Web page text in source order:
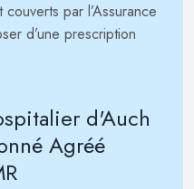
par l’Assurance
d’une prescription
d'Auch
Agréé